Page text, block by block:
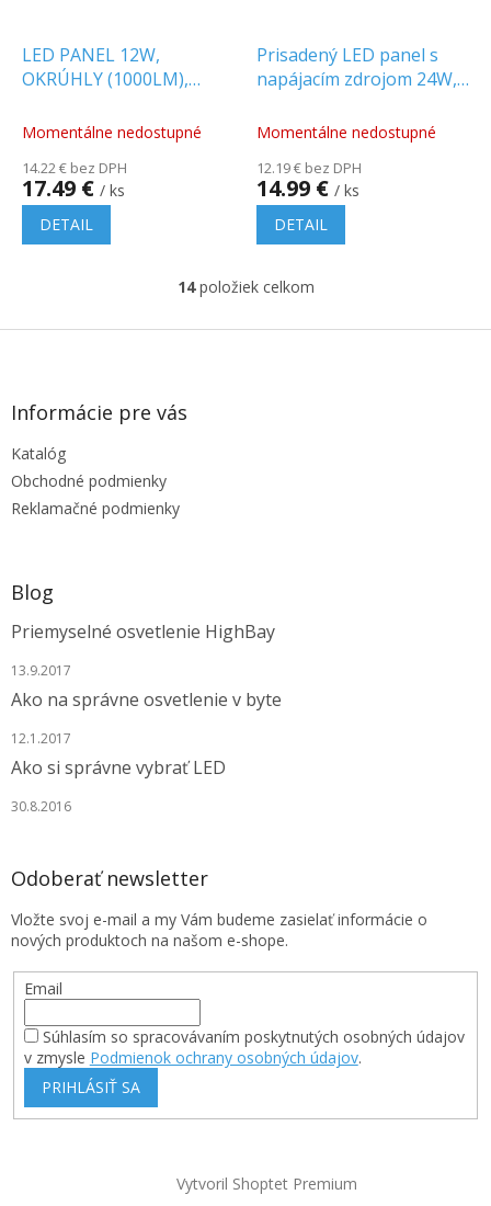
LED PANEL 12W,
OKRÚHLY (1000LM),
Momentálne nedostupné
14.22 € bez DPH
17.49 € / ks
DETAIL
Prisadený LED panel s
napájacím zdrojom 24W,
okrúhly
Momentálne nedostupné
12.19 € bez DPH
14.99 € / ks
DETAIL
O
l
p
u
14položiek celkom
Z
Informácie pre vás
Katalóg
Obchodné podmienky
Reklamačné podmienky
Blog
Priemyselné osvetlenie HighBay
13.9.2017
Ako na správne osvetlenie v byte
12.1.2017
Ako si správne vybrať LED
30.8.2016
Odoberať newsletter
Vložte svoj e-mail a my Vám budeme zasielať informácie o
nových produktoch na našom e-shope.
Email
Súhlasím so spracovávaním poskytnutých osobných údajov
v zmysle Podmienok ochrany osobných údajov.
PRIHLÁSIŤ SA
Vytvoril Shoptet Premium